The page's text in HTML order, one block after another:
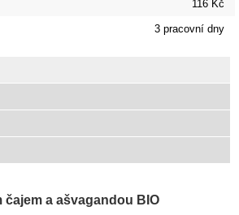
116 Kč
3 pracovní dny
čajem a ašvagandou BIO